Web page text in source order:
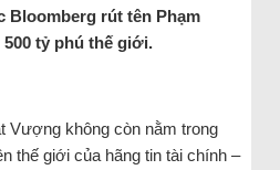
Bloomberg rút tên Phạm
tỷ phú thế giới.
Vượng không còn nằm trong
thế giới của hãng tin tài chính –